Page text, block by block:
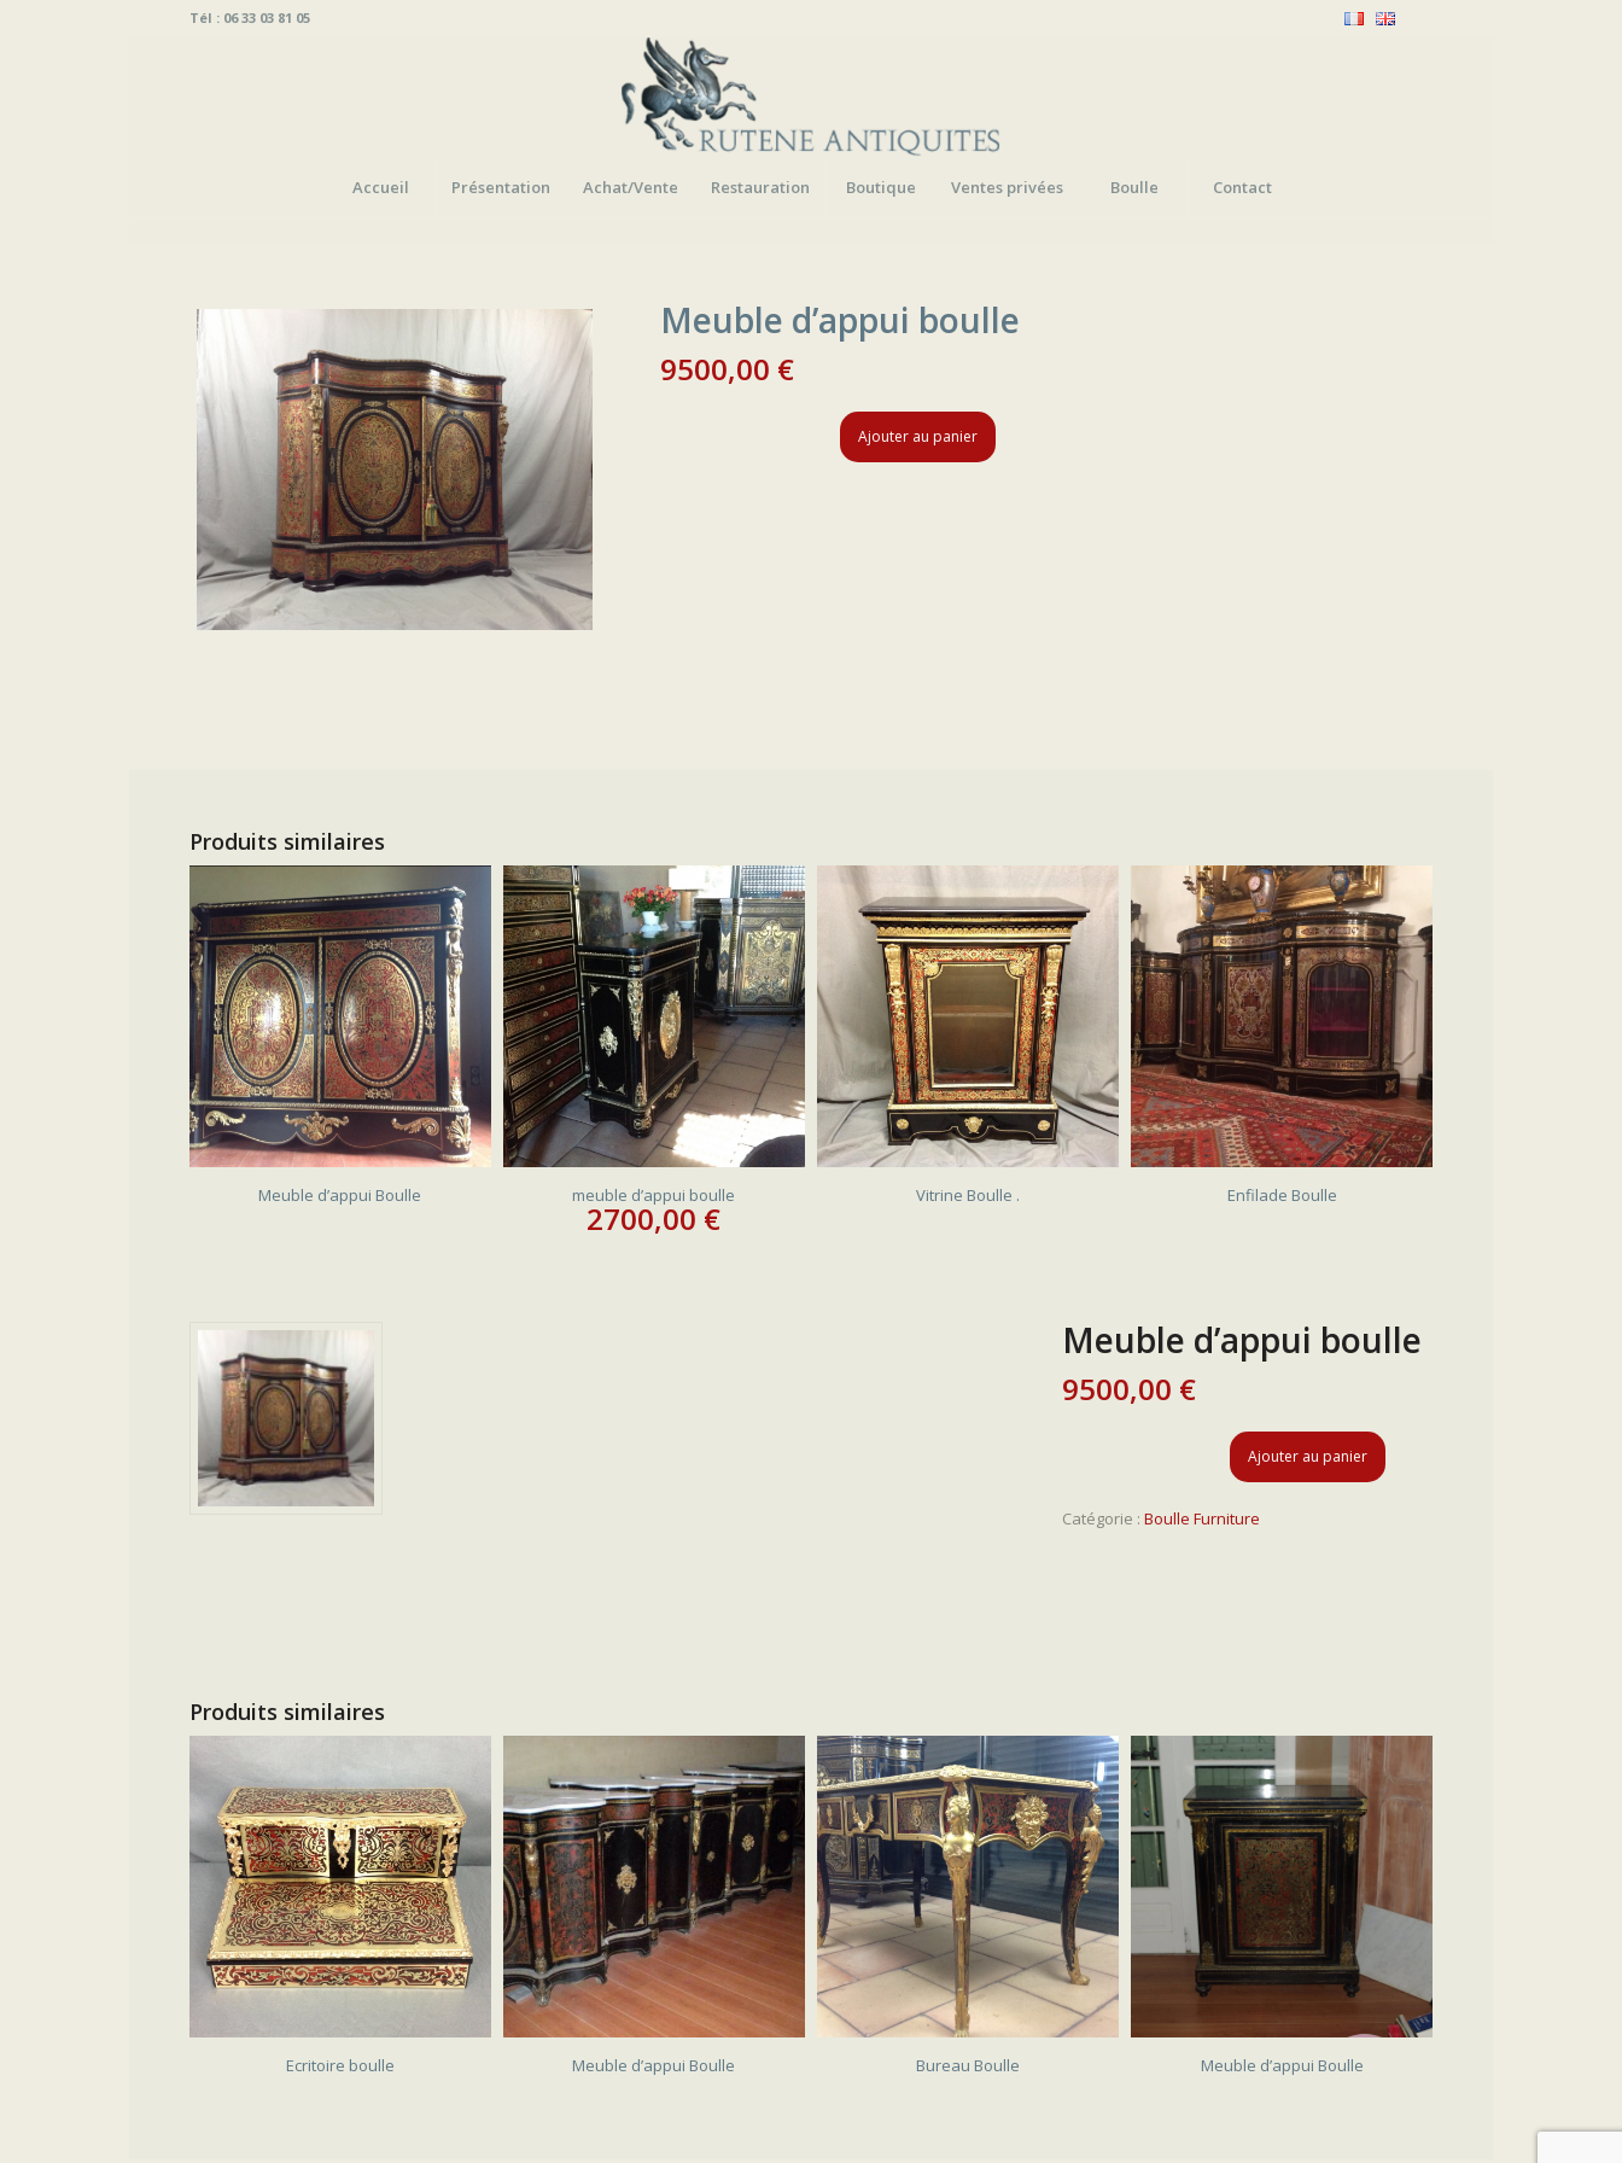
Tél : 06 33 03 81 05
Accueil Présentation Achat/Vente Restauration Boutique Ventes privées Boulle Contact
Meuble d’appui boulle
9500,00 €
Ajouter au panier
Produits similaires
Meuble d’appui Boulle meuble d’appui boulle
2700,00 €
Vitrine Boulle . Enfilade Boulle
Meuble d’appui boulle
9500,00 €
Ajouter au panier
Catégorie : Boulle Furniture
Produits similaires
Ecritoire boulle Meuble d’appui Boulle Bureau Boulle Meuble d’appui Boulle